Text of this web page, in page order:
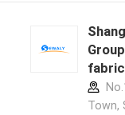
Town,